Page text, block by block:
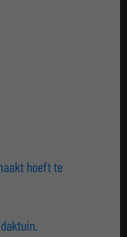
hoeft te